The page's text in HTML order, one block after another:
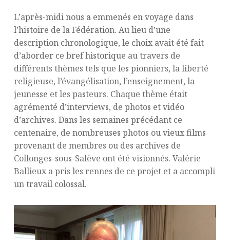
L’après-midi nous a emmenés en voyage dans
l’histoire de la Fédération. Au lieu d’une
description chronologique, le choix avait été fait
d’aborder ce bref historique au travers de
différents thèmes tels que les pionniers, la liberté
religieuse, l’évangélisation, l’enseignement, la
jeunesse et les pasteurs. Chaque thème était
agrémenté d’interviews, de photos et vidéo
d’archives. Dans les semaines précédant ce
centenaire, de nombreuses photos ou vieux films
provenant de membres ou des archives de
Collonges-sous-Salève ont été visionnés. Valérie
Ballieux a pris les rennes de ce projet et a accompli
un travail colossal.